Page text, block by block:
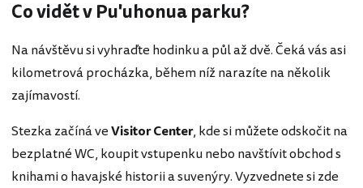
Co vidět v Pu'uhonua parku?
Na návštěvu si vyhraďte hodinku a půl až dvě. Čeká vás asi
kilometrová procházka, během níž narazíte na několik
zajímavostí.
Stezka začíná veVisitor Center, kde si můžete odskočit na
bezplatné WC, koupit vstupenku nebo navštívit obchod s
knihami o havajské historii a suvenýry. Vyzvednete si zde